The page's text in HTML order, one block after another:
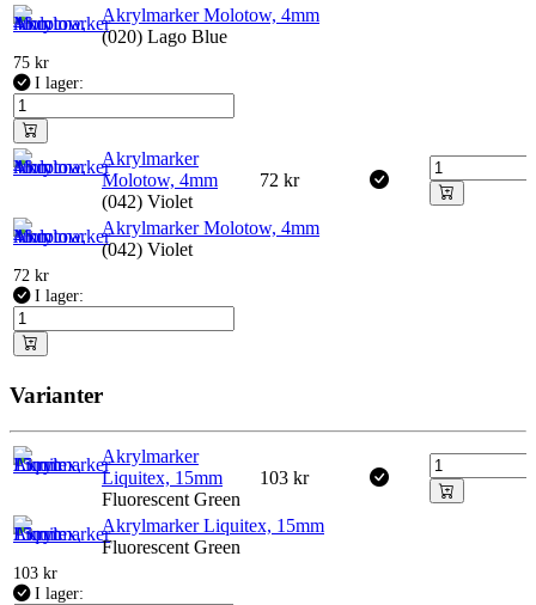
Akrylmarker Molotow, 4mm
(020) Lago Blue
75 kr
I lager:
Akrylmarker
Molotow, 4mm
(042) Violet
72 kr
Akrylmarker Molotow, 4mm
(042) Violet
72 kr
I lager:
Varianter
Akrylmarker
Liquitex, 15mm
Fluorescent Green
103 kr
Akrylmarker Liquitex, 15mm
Fluorescent Green
103 kr
I lager: